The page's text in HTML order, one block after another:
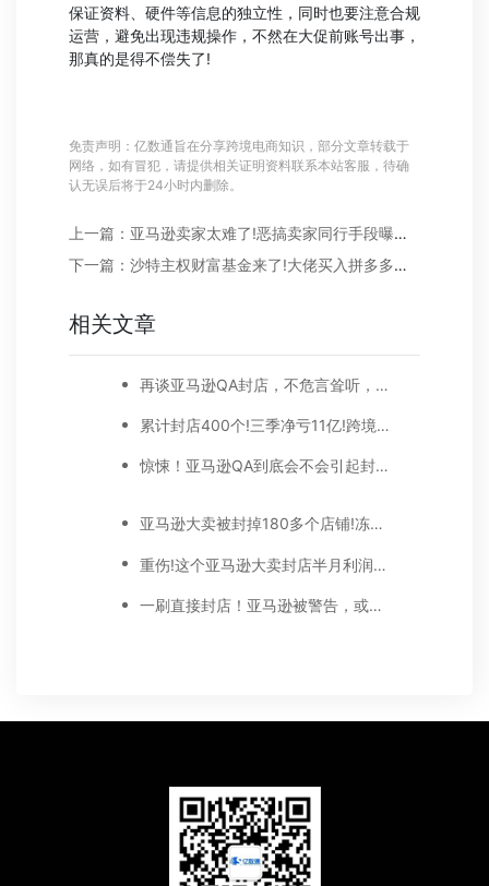
保证资料、硬件等信息的独立性，同时也要注意合规
运营，避免出现违规操作，不然在大促前账号出事，
那真的是得不偿失了!
免责声明：亿数通旨在分享跨境电商知识，部分文章转载于
网络，如有冒犯，请提供相关证明资料联系本站客服，待确
认无误后将于24小时内删除。
上一篇：亚马逊卖家太难了!恶搞卖家同行手段曝光，简直丧心病狂...
下一篇：沙特主权财富基金来了!大佬买入拼多多和阿里股份
相关文章
再谈亚马逊QA封店，不危言耸听，理性分析
累计封店400个!三季净亏11亿!跨境大卖长沙子公司将“非亚马逊”重点发展
惊悚！亚马逊QA到底会不会引起封店？
亚马逊大卖被封掉180多个店铺!冻结8520万!收入仅剩1成多!
重伤!这个亚马逊大卖封店半月利润同比降了3000万!
一刷直接封店！亚马逊被警告，或开启新一轮扫号？